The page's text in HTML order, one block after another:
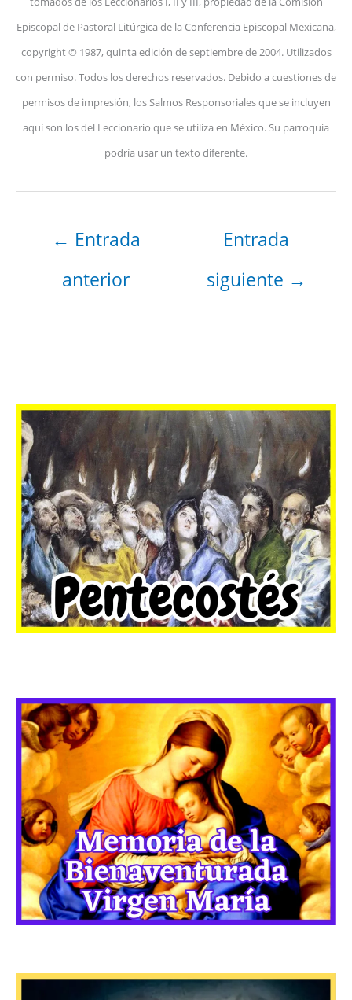
Episcopal de Pastoral Litúrgica de la Conferencia Episcopal Mexicana,
copyright © 1987, quinta edición de septiembre de 2004. Utilizados
con permiso. Todos los derechos reservados. Debido a cuestiones de
permisos de impresión, los Salmos Responsoriales que se incluyen
aquí son los del Leccionario que se utiliza en México. Su parroquia
podría usar un texto diferente.
← Entrada
anterior
Entrada
siguiente →